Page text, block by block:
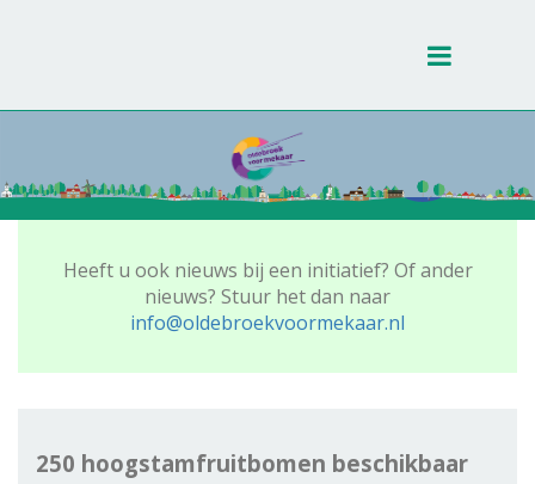
Toggle
Heeft u ook nieuws bij een initiatief? Of ander
nieuws? Stuur het dan naar
info@oldebroekvoormekaar.nl
250 hoogstamfruitbomen beschikbaar